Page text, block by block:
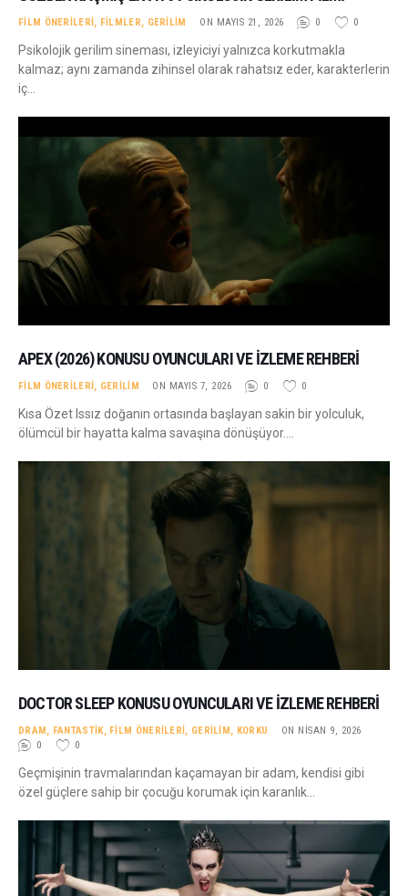
FILM ÖNERILERI, FILMLER, GERILIM ON MAYIS 21, 2026 0 0
Psikolojik gerilim sineması, izleyiciyi yalnızca korkutmakla
kalmaz; aynı zamanda zihinsel olarak rahatsız eder, karakterlerin
iç…
APEX (2026) KONUSU OYUNCULARI VE İZLEME REHBERI
FILM ÖNERILERI, GERILIM ON MAYIS 7, 2026 0 0
Kısa Özet Issız doğanın ortasında başlayan sakin bir yolculuk,
ölümcül bir hayatta kalma savaşına dönüşüyor.…
DOCTOR SLEEP KONUSU OYUNCULARI VE İZLEME REHBERI
DRAM, FANTASTIK, FILM ÖNERILERI, GERILIM, KORKU
ON NISAN 9, 2026
0
0
Geçmişinin travmalarından kaçamayan bir adam, kendisi gibi
özel güçlere sahip bir çocuğu korumak için karanlık…